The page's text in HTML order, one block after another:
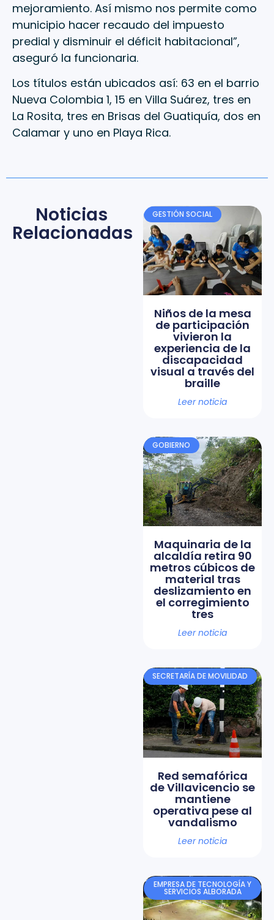
mejoramiento. Así mismo nos permite como
municipio hacer recaudo del impuesto
predial y disminuir el déficit habitacional”,
aseguró la funcionaria.
Los títulos están ubicados así: 63 en el barrio
Nueva Colombia 1, 15 en Villa Suárez, tres en
La Rosita, tres en Brisas del Guatiquía, dos en
Calamar y uno en Playa Rica.
Noticias
Relacionadas
GESTIÓN SOCIAL
Niños de la mesa
de participación
vivieron la
experiencia de la
discapacidad
visual a través del
braille
Leer noticia
GOBIERNO
Maquinaria de la
alcaldía retira 90
metros cúbicos de
material tras
deslizamiento en
el corregimiento
tres
Leer noticia
SECRETARÍA DE MOVILIDAD
Red semafórica
de Villavicencio se
mantiene
operativa pese al
vandalismo
Leer noticia
EMPRESA DE TECNOLOGÍA Y
SERVICIOS ALBORADA